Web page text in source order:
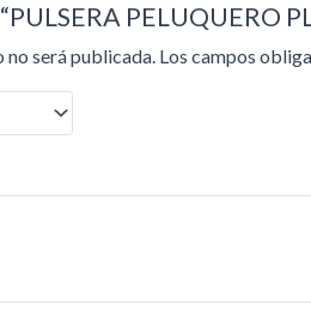
PELUQUERO
será publicada. Los campos